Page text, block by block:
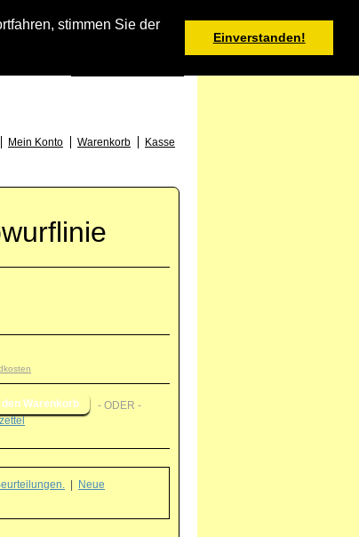
stimmen Sie der
Einverstanden!
Warenkorb
Mein Konto Warenkorb Kasse
- ODER -
Neue